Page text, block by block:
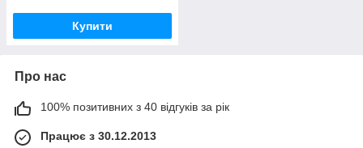
Купити
Про нас
100% позитивних з 40 відгуків за рік
Працює з 30.12.2013